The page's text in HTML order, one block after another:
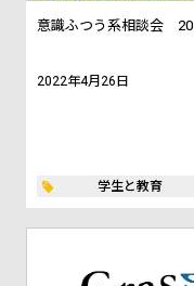
意識ふつう系相談会
2022年4月26日
学生と教育